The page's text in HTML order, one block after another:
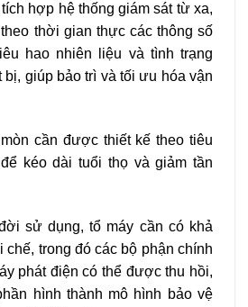
hợp hệ thống giám sát từ xa,
thời gian thực các thông số
hao nhiên liệu và tình trạng
bị, giúp bảo trì và tối ưu hóa vận
cần được thiết kế theo tiêu
kéo dài tuổi thọ và giảm tần
sử dụng, tổ máy cần có khả
chế, trong đó các bộ phận chính
phát điện có thể được thu hồi,
hình thành mô hình bảo vệ